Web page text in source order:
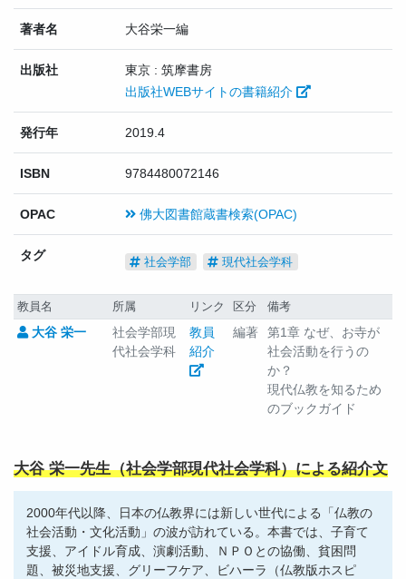
著者名 大谷栄一編
出版社
東京 : 筑摩書房
出版社WEBサイトの書籍紹介
発行年 2019.4
ISBN 9784480072146
OPAC 佛大図書館蔵書検索(OPAC)
タグ 社会学部 現代社会学科
教員名 所属 リンク 区分 備考
大谷 栄一
社会学部現
代社会学科
教員
紹介
編著
第1章 なぜ、お寺が
社会活動を行うの
か？
現代仏教を知るため
のブックガイド
大谷 栄一先生（社会学部現代社会学科）による紹介文
2000年代以降、日本の仏教界には新しい世代による「仏教の
社会活動・文化活動」の波が訪れている。本書では、子育て
支援、アイドル育成、演劇活動、ＮＰＯとの協働、貧困問
題、被災地支援、グリーフケア、ビハーラ（仏教版ホスピ